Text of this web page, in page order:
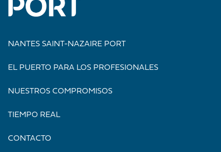
NANTES SAINT-NAZAIRE PORT
EL PUERTO PARA LOS PROFESIONALES
NUESTROS COMPROMISOS
TIEMPO REAL
CONTACTO